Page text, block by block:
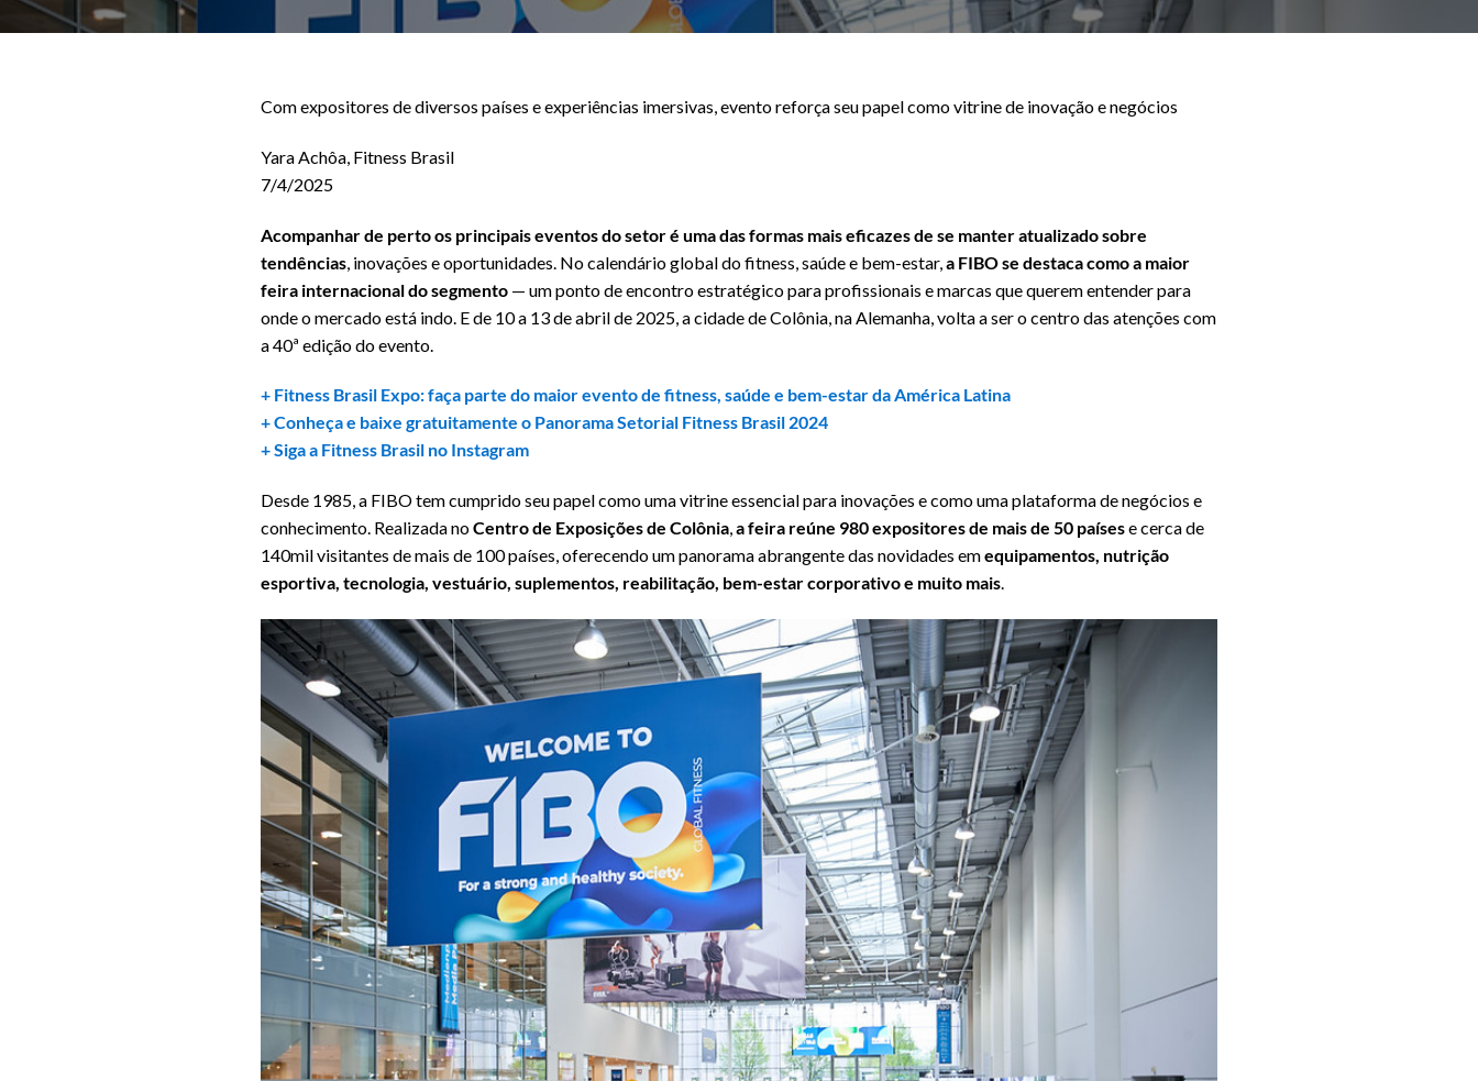
Com expositores de diversos países e experiências imersivas, evento reforça seu papel como vitrine de inovação e negócios
Yara Achôa, Fitness Brasil
7/4/2025
Acompanhar de perto os principais eventos do setor é uma das formas mais eficazes de se manter atualizado sobre
tendências , inovações e oportunidades. No calendário global do fitness, saúde e bem-estar, a FIBO se destaca como a maior
feira internacional do segmento — um ponto de encontro estratégico para profissionais e marcas que querem entender para
onde o mercado está indo. E de 10 a 13 de abril de 2025, a cidade de Colônia, na Alemanha, volta a ser o centro das atenções com
a 40ª edição do evento.
+ Fitness Brasil Expo: faça parte do maior evento de fitness, saúde e bem-estar da América Latina
+ Conheça e baixe gratuitamente o Panorama Setorial Fitness Brasil 2024
+ Siga a Fitness Brasil no Instagram
Desde 1985, a FIBO tem cumprido seu papel como uma vitrine essencial para inovações e como uma plataforma de negócios e
conhecimento. Realizada noCentro de Exposições de Colônia,a feira reúne 980 expositores de mais de 50 paísese cerca de
140mil visitantes de mais de 100 países, oferecendo um panorama abrangente das novidades emequipamentos, nutrição
esportiva, tecnologia, vestuário, suplementos, reabilitação, bem-estar corporativo e muito mais.